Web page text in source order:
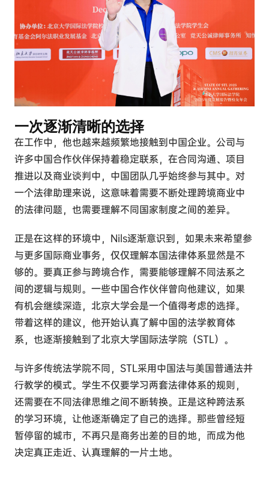
一次逐渐清晰的选择
在工作中，他也越来越频繁地接触到中国企业。公司与
许多中国合作伙伴保持着稳定联系，在合同沟通、项目
推进以及商业谈判中，中国团队几乎始终参与其中。对
一个法律助理来说，这意味着需要不断处理跨境商业中
的法律问题，也需要理解不同国家制度之间的差异。
正是在这样的环境中，Nils逐渐意识到，如果未来希望参
与更多国际商业事务，仅仅理解本国法律体系显然是不
够的。要真正参与跨境合作，需要能够理解不同法系之
间的逻辑与规则。一些中国合作伙伴曾向他建议，如果
有机会继续深造，北京大学会是一个值得考虑的选择。
带着这样的建议，他开始认真了解中国的法学教育体
系，也逐渐接触到了北京大学国际法学院（STL）。
与许多传统法学院不同，STL采用中国法与美国普通法并
行教学的模式。学生不仅要学习两套法律体系的规则，
还需要在不同法律思维之间不断转换。正是这种跨法系
的学习环境，让他逐渐确定了自己的选择。那些曾经短
暂停留的城市，不再只是商务出差的目的地，而成为他
决定真正走近、认真理解的一片土地。